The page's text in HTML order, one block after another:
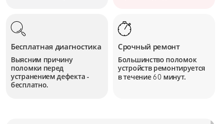
Бесплатная диагностика
Выясним причину
поломки перед
устранением дефекта -
бесплатно.
Срочный ремонт
Большинство поломок
устройств ремонтируется
в течение60 минут.